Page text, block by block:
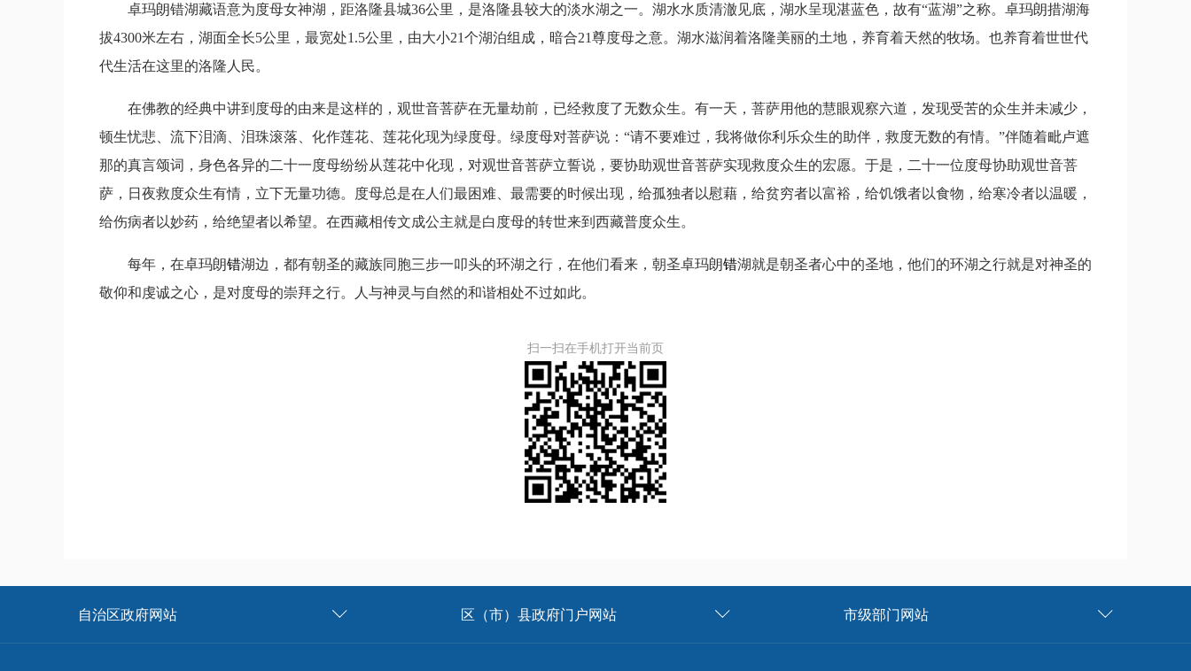
卓玛朗错湖藏语意为度母女神湖，距洛隆县城36公里，是洛隆县较大的淡水湖之一。湖水水质清澈见底，湖水呈现湛蓝色，故有“蓝湖”之称。卓玛朗措湖海
拔4300米左右，湖面全长5公里，最宽处1.5公里，由大小21个湖泊组成，暗合21尊度母之意。湖水滋润着洛隆美丽的土地，养育着天然的牧场。也养育着世世代
代生活在这里的洛隆人民。
在佛教的经典中讲到度母的由来是这样的，观世音菩萨在无量劫前，已经救度了无数众生。有一天，菩萨用他的慧眼观察六道，发现受苦的众生并未减少，
顿生忧悲、流下泪滴、泪珠滚落、化作莲花、莲花化现为绿度母。绿度母对菩萨说： “请不要难过，我将做你利乐众生的助伴，救度无数的有情。”伴随着毗卢遮
那的真言颂词，身色各异的二十一度母纷纷从莲花中化现，对观世音菩萨立誓说，要协助观世音菩萨实现救度众生的宏愿。于是，二十一位度母协助观世音菩
萨，日夜救度众生有情，立下无量功德。度母总是在人们最困难、最需要的时候出现，给孤独者以慰藉，给贫穷者以富裕，给饥饿者以食物，给寒冷者以温暖，
给伤病者以妙药，给绝望者以希望。在西藏相传文成公主就是白度母的转世来到西藏普度众生。
每年，在卓玛朗错湖边，都有朝圣的藏族同胞三步一叩头的环湖之行，在他们看来，朝圣卓玛朗错湖就是朝圣者心中的圣地，他们的环湖之行就是对神圣的
敬仰和虔诚之心，是对度母的崇拜之行。人与神灵与自然的和谐相处不过如此。
扫一扫在手机打开当前页
自治区政府网站 区（市）县政府门户网站 市级部门网站